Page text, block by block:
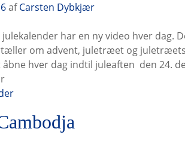
af Carsten Dybkjær
har en ny video hver dag.
om advent, juletræet og
åbne hver dag indtil juleaften den 24.